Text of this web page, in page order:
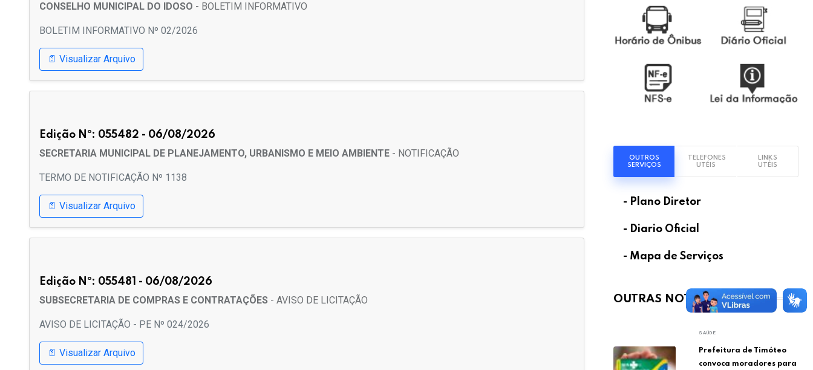
CONSELHO MUNICIPAL DO IDOSO - BOLETIM INFORMATIVO
BOLETIM INFORMATIVO Nº 02/2026
📄 Visualizar Arquivo
Edição Nº: 055482 - 06/08/2026
SECRETARIA MUNICIPAL DE PLANEJAMENTO, URBANISMO E MEIO AMBIENTE - NOTIFICAÇÃO
TERMO DE NOTIFICAÇÃO Nº 1138
📄 Visualizar Arquivo
Edição Nº: 055481 - 06/08/2026
SUBSECRETARIA DE COMPRAS E CONTRATAÇÕES - AVISO DE LICITAÇÃO
AVISO DE LICITAÇÃO - PE Nº 024/2026
📄 Visualizar Arquivo
OUTROS
SERVIÇOS
TELEFONES
UTÉIS
LINKS
UTÉIS
- Plano Diretor
- Diario Oficial
- Mapa de Serviços
OUTRAS NOTÍCIAS
SAÚDE
Prefeitura de Timóteo
convoca moradores para